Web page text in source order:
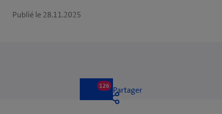
Publié le 28.11.2025
126126
likesPartager